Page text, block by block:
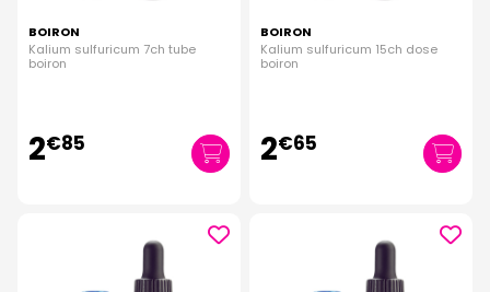
BOIRON
Kalium sulfuricum 7ch tube
boiron
2€85
BOIRON
Kalium sulfuricum 15ch dose
boiron
2€65